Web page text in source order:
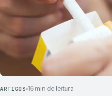
ARTIGOS 16 min de leitura